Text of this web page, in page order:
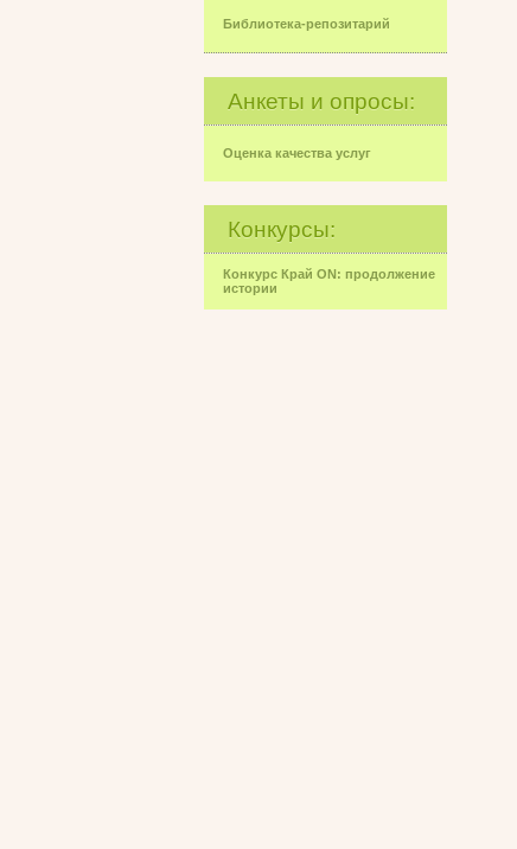
Библиотека-репозитарий
Анкеты и опросы:
Оценка качества услуг
Конкурсы:
Конкурс Край ON: продолжение
истории